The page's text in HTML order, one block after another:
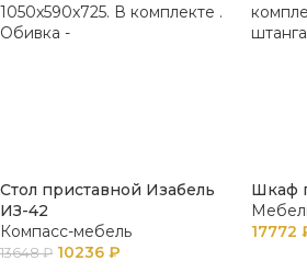
Стол приставной Изабель
ИЗ-42
Компасс-мебель
13648₽ 10236 ₽
Шкаф
17772